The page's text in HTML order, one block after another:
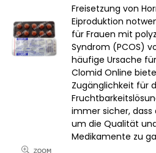
Freisetzung von
Eiproduktion
für Frauen mit
Syndrom (PCOS)
häufige Ursache
Clomid Online
Zugänglichkeit für
immer sicher, dass
um die Qualität
Medikamente zu